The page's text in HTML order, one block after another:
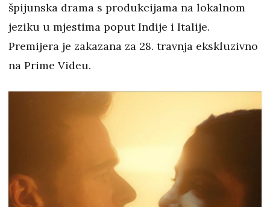
špijunska drama s produkcijama na lokalnom
jeziku u mjestima poput Indije i Italije.
Premijera je zakazana za 28. travnja ekskluzivno
na Prime Videu.